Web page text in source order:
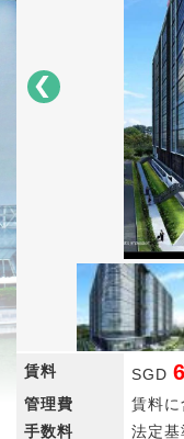
賃料 SGD
管理費
賃料に
手数料
法定基